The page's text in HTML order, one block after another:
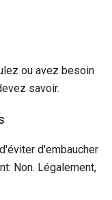
ou avez besoin
savoir.
d'embaucher
Non. Légalement,